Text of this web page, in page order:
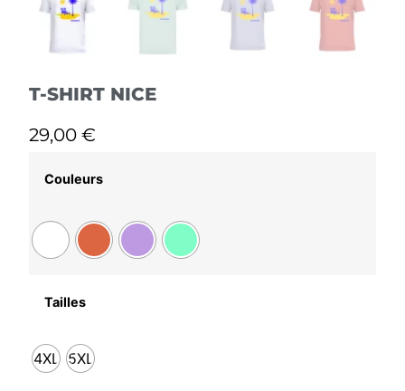
T-SHIRT NICE
29,00 €
Couleurs
Tailles
4XL 5XL